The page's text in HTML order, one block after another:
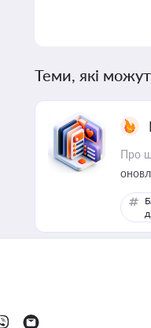
Теми, які
Про